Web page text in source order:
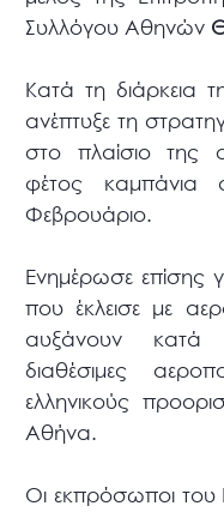
Συλλόγου Αθηνών
Κατά τη διάρκεια
ανέπτυξε τη
στο πλαίσιο της
φέτος καμπάνια
Φεβρουάριο.
Ενημέρωσε επίσης
που έκλεισε με
αυξάνουν κατά
διαθέσιμες
ελληνικούς
Αθήνα.
Οι εκπρόσωποι